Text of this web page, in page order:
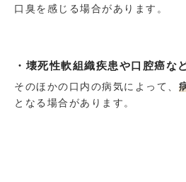
口臭を感じる場合があります。
・壊死性軟組織疾患や口腔癌な
そのほかの口内の病気によって、
となる場合があります。